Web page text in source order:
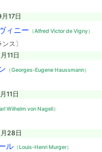
17日
ィニー （Alfred Victor de Vigny）
ス〕
11日
（Georges-Eugene Haussmann）
11日
Wilhelm von Nageli）
28日
ル（Louis-Henri Murger）